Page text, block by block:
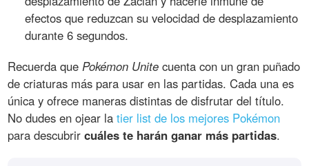
efectos que reduzcan su velocidad de desplazamiento
durante 6 segundos.
Recuerda que Pokémon Unite cuenta con un gran puñado
de criaturas más para usar en las partidas. Cada una es
única y ofrece maneras distintas de disfrutar del título.
No dudes en ojear latier list de los mejores Pokémon
para descubrircuáles te harán ganar más partidas.